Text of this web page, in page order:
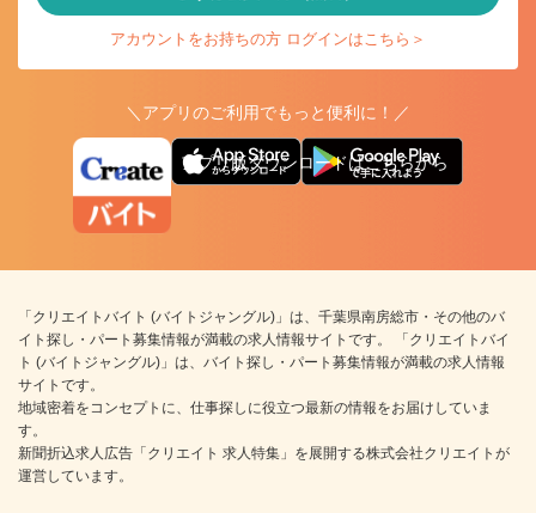
アカウントをお持ちの方 ログインはこちら＞
＼アプリのご利用でもっと便利に！／
アプリ版ダウンロードはこちらから
「クリエイトバイト (バイトジャングル)」は、千葉県南房総市・その他のバ
イト探し・パート募集情報が満載の求人情報サイトです。 「クリエイトバイ
ト (バイトジャングル)」は、バイト探し・パート募集情報が満載の求人情報
サイトです。
地域密着をコンセプトに、仕事探しに役立つ最新の情報をお届けしていま
す。
新聞折込求人広告「クリエイト 求人特集」を展開する株式会社クリエイトが
運営しています。